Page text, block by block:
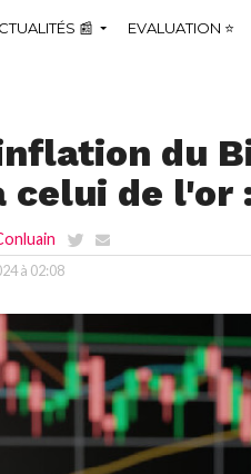
📰 EVALUATION ⭐
du
celui de l'or
à 02:08